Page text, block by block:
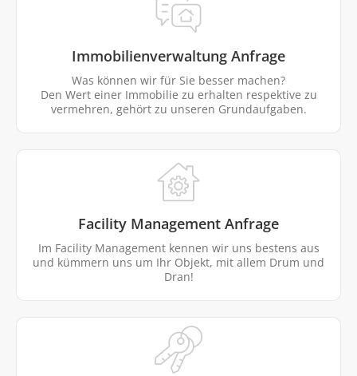
Immobilienverwaltung Anfrage
Was können wir für Sie besser machen?
Den Wert einer Immobilie zu erhalten respektive zu
vermehren, gehört zu unseren Grundaufgaben.
Facility Management Anfrage
Im Facility Management kennen wir uns bestens aus
und kümmern uns um Ihr Objekt, mit allem Drum und
Dran!